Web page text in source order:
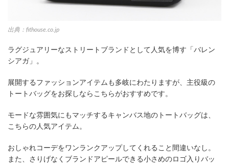
出典：fithouse.co.jp
ラグジュアリーなストリートブランドとして人気を博す「バレン
シアガ」。
展開するファッションアイテムも多岐にわたりますが、主役級の
トートバッグをお探しならこちらがおすすめです。
モードな雰囲気にもマッチするキャンバス地のトートバッグは、
こちらの人気アイテム。
おしゃれコーデをワンランクアップしてくれること間違いなし。
また、さりげなくブランドアピールできる小さめのロゴ入りバッ